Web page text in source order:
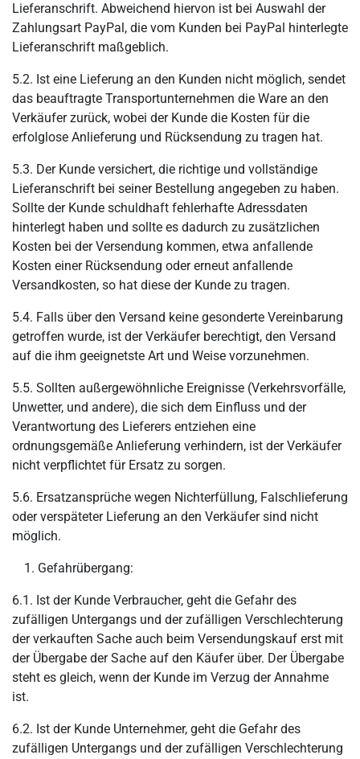
Lieferanschrift. Abweichend hiervon ist bei Auswahl der
Zahlungsart PayPal, die vom Kunden bei PayPal hinterlegte
Lieferanschrift maßgeblich.
5.2. Ist eine Lieferung an den Kunden nicht möglich, sendet
das beauftragte Transportunternehmen die Ware an den
Verkäufer zurück, wobei der Kunde die Kosten für die
erfolglose Anlieferung und Rücksendung zu tragen hat.
5.3. Der Kunde versichert, die richtige und vollständige
Lieferanschrift bei seiner Bestellung angegeben zu haben.
Sollte der Kunde schuldhaft fehlerhafte Adressdaten
hinterlegt haben und sollte es dadurch zu zusätzlichen
Kosten bei der Versendung kommen, etwa anfallende
Kosten einer Rücksendung oder erneut anfallende
Versandkosten, so hat diese der Kunde zu tragen.
5.4. Falls über den Versand keine gesonderte Vereinbarung
getroffen wurde, ist der Verkäufer berechtigt, den Versand
auf die ihm geeignetste Art und Weise vorzunehmen.
5.5. Sollten außergewöhnliche Ereignisse (Verkehrsvorfälle,
Unwetter, und andere), die sich dem Einfluss und der
Verantwortung des Lieferers entziehen eine
ordnungsgemäße Anlieferung verhindern, ist der Verkäufer
nicht verpflichtet für Ersatz zu sorgen.
5.6. Ersatzansprüche wegen Nichterfüllung, Falschlieferung
oder verspäteter Lieferung an den Verkäufer sind nicht
möglich.
Gefahrübergang:
6.1. Ist der Kunde Verbraucher, geht die Gefahr des
zufälligen Untergangs und der zufälligen Verschlechterung
der verkauften Sache auch beim Versendungskauf erst mit
der Übergabe der Sache auf den Käufer über. Der Übergabe
steht es gleich, wenn der Kunde im Verzug der Annahme
ist.
6.2. Ist der Kunde Unternehmer, geht die Gefahr des
zufälligen Untergangs und der zufälligen Verschlechterung